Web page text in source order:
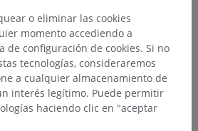
o eliminar las cookies
momento accediendo a
de configuración de cookies. Si no
tecnologías, consideraremos
a cualquier almacenamiento de
interés legítimo. Puede permitir
haciendo clic en "aceptar